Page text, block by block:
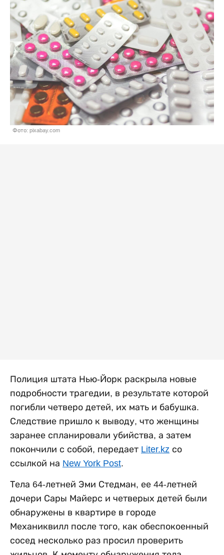
Фото: pixabay.com
Полиция штата Нью-Йорк раскрыла новые
подробности трагедии, в результате которой
погибли четверо детей, их мать и бабушка.
Следствие пришло к выводу, что женщины
заранее спланировали убийства, а затем
покончили с собой, передает Liter.kz со
ссылкой на New York Post.
Тела 64-летней Эми Стедман, ее 44-летней
дочери Сары Майерс и четверых детей были
обнаружены в квартире в городе
Механиквилл после того, как обеспокоенный
сосед несколько раз просил проверить